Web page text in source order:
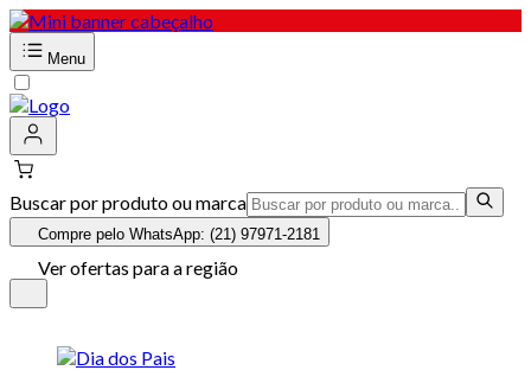
Menu
Buscar por produto ou marca
Compre pelo WhatsApp: (21) 97971-2181
Ver ofertas para a região